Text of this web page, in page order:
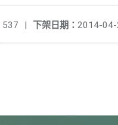
下架日期： 2014-
537 |